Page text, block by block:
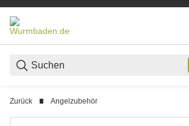
Zurück Angelzubehör